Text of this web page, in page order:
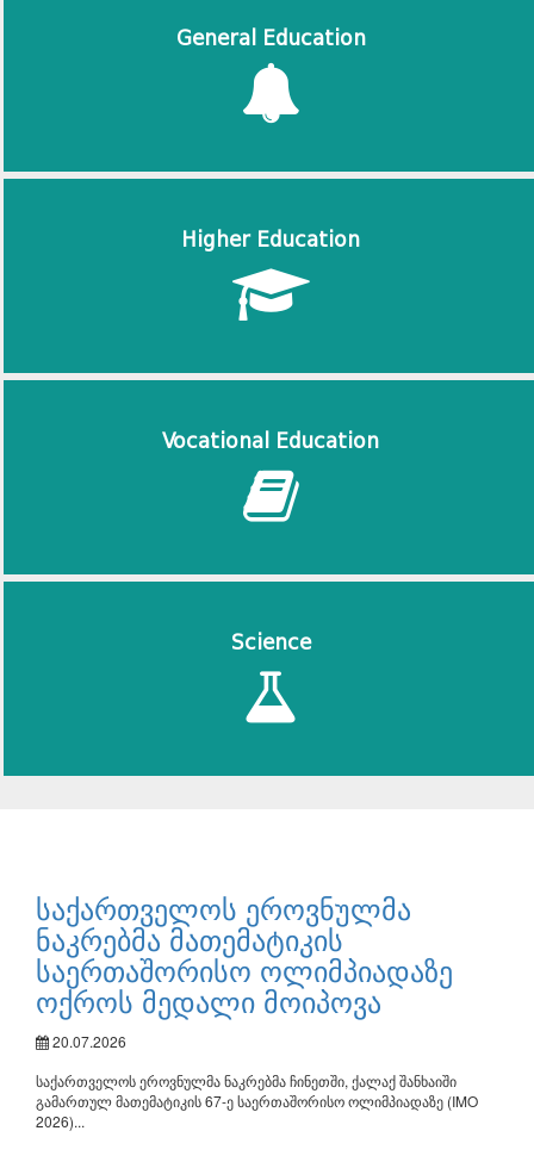
General Education
Higher Education
Vocational Education
Science
საქართველოს ეროვნულმა
ნაკრებმა მათემატიკის
საერთაშორისო ოლიმპიადაზე
ოქროს მედალი მოიპოვა
20.07.2026
საქართველოს ეროვნულმა ნაკრებმა ჩინეთში, ქალაქ შანხაიში
გამართულ მათემატიკის 67-ე საერთაშორისო ოლიმპიადაზე (IMO
2026)...